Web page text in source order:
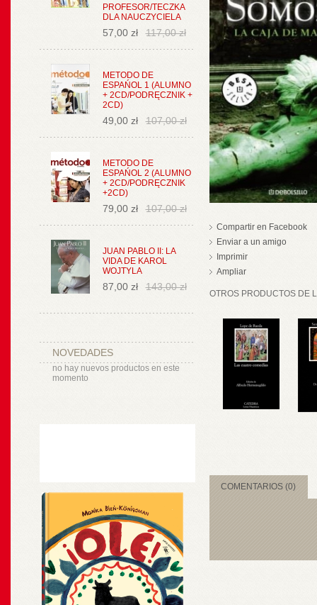
PROFESOR/TECZKA
DLA NAUCZYCIELA
57,00 zł 117,00 zł
METODO DE
ESPAŃOL 1 (ALUMNO
+ 2CD/PODRĘCZNIK +
2CD)
49,00 zł 107,00 zł
METODO DE
ESPAŃOL 2 (ALUMNO
+ 2CD/PODRĘCZNIK
+2CD)
79,00 zł 107,00 zł
JUAN PABLO II: LA
VIDA DE KAROL
WOJTYLA
87,00 zł 143,00 zł
NOVEDADES
no hay nuevos productos en este
momento
Compartir en Facebook
Enviar a un amigo
Imprimir
Ampliar
OTROS PRODUCTOS DE
COMENTARIOS (0)